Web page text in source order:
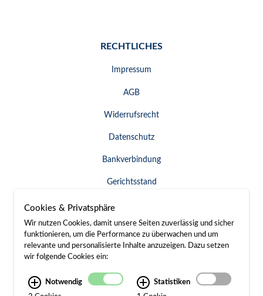
RECHTLICHES
Impressum
AGB
Widerrufsrecht
Datenschutz
Bankverbindung
Gerichtsstand
Widerruf erklären
SERVICE & KONTAKT
Besuch / Anfahrt
Cookies & Privatsphäre
Wir nutzen Cookies, damit unsere Seiten zuverlässig und sicher
funktionieren, um die Performance zu überwachen und um
relevante und personalisierte Inhalte anzuzeigen. Dazu setzen
wir folgende Cookies ein:
Notwendig Statistiken